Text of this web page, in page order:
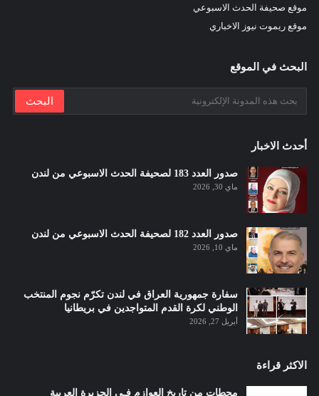
موقع صحيفة الحدث الاسبوعي
موقع ريموت نيوز الاخباري
البحث في الموقع
أحدث الاخبار
صدور العدد 183 لصحيفة الحدث الاسبوعي من لندن
ماي 30, 2026
صدور العدد 182 لصحيفة الحدث الاسبوعي من لندن
ماي 10, 2026
سفارة جمهورية العراق في لندن تكرّم نجوم المنتخب
الوطني لكرة القدم المتواجدين في بريطانيا
أبريل 27, 2026
الاكثر قراءة
محطات من تاريخ العوازم فـي الجزيرة العربية